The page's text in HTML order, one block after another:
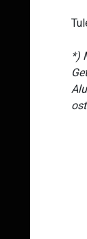
*)